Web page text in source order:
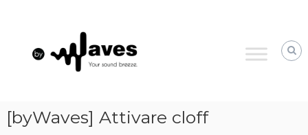
breeze
[byWaves] Attivare cloff